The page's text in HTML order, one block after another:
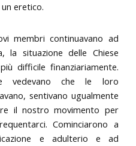
eretico.
membri continuavano ad
la situazione delle Chiese
difficile finanziariamente.
vedevano che le loro
sentivano ugualmente
il nostro movimento per
Cominciarono a
e adulterio e ad